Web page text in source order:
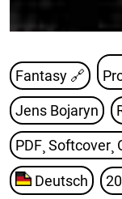
Fantasy 🔗
Jens Bojaryn
PDF¸
Deutsch